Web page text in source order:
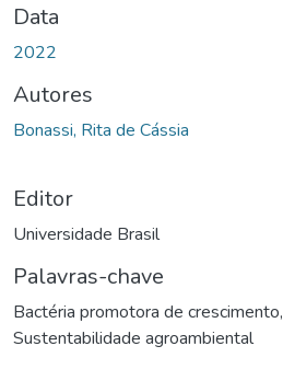
Data
2022
Autores
Bonassi, Rita de Cássia
Editor
Universidade Brasil
Palavras-chave
Bactéria promotora de crescimento,
Sustentabilidade agroambiental